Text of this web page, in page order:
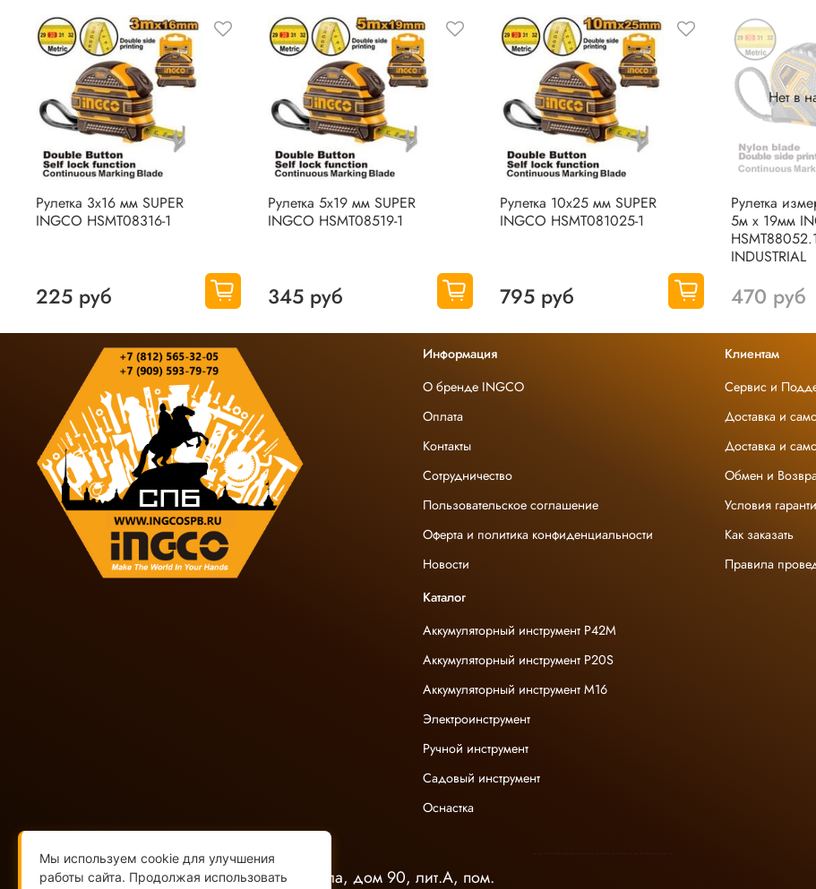
Рулетка 3х16 мм SUPER
INGCO HSMT08316-1
225 руб
Рулетка 5х19 мм SUPER
INGCO HSMT08519-1
345 руб
Рулетка 10х25 мм SUPER
INGCO HSMT081025-1
795 руб
Нет в
Рулетка
5м х 19мм
INDUSTRIAL
470 руб
Информация
О бренде INGCO
Оплата
Контакты
Сотрудничество
Пользовательское соглашение
Оферта и политика конфиденциальности
Новости
Клиентам
Сервис и
Доставка и
Доставка и
Обмен и
Условия
Как заказать
Правила
Каталог
Аккумуляторный инструмент P42M
Аккумуляторный инструмент P20S
Аккумуляторный инструмент M16
Электроинструмент
Ручной инструмент
Садовый инструмент
Оснастка
+7(812)565-32-05
г. Санкт-Петербург, наб. Обводного канала, дом 90, лит.А, пом.
Мы используем cookie для улучшения
работы сайта. Продолжая использовать